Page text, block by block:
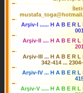
Arşiv-I ...... H A B E R L
Arşiv-II .... H A B E R L
Arşiv-III ... H A B E R L
342-414 ...
Arşiv-IV ... H A B E R L
Arşiv-V ..... H A B E R L